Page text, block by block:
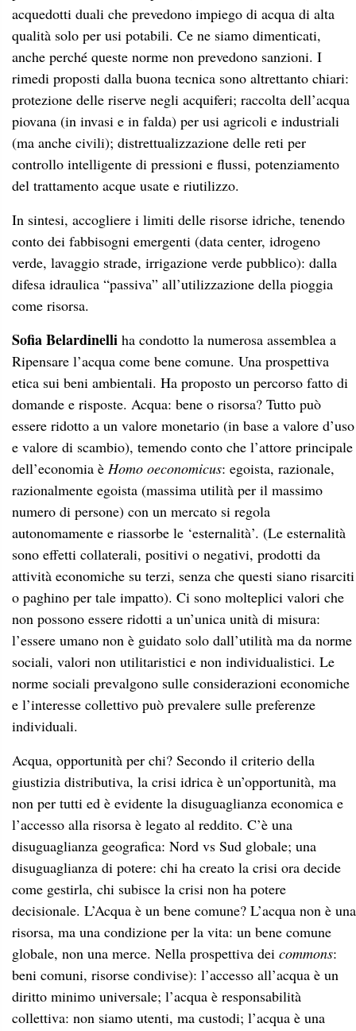
In sintesi, accogliere i limiti delle risorse idriche, tenendo
conto dei fabbisogni emergenti (data center, idrogeno
verde, lavaggio strade, irrigazione verde pubblico): dalla
difesa idraulica “passiva” all’utilizzazione della pioggia
come risorsa.
Sofia Belardinelliha condotto la numerosa assemblea a
Ripensare l’acqua come bene comune. Una prospettiva
etica sui beni ambientali. Ha proposto un percorso fatto di
domande e risposte. Acqua: bene o risorsa? Tutto può
essere ridotto a un valore monetario (in base a valore d’uso
e valore di scambio), temendo conto che l’attore principale
dell’economia è
Homo oeconomicus
: egoista, razionale,
razionalmente egoista (massima utilità per il massimo
numero di persone) con un mercato si regola
sono effetti collaterali, positivi o negativi, prodotti da
attività economiche su terzi, senza che questi siano risarciti
o paghino per tale impatto). Ci sono molteplici valori che
non possono essere ridotti a un’unica unità di misura:
l’essere umano non è guidato solo dall’utilità ma da norme
sociali, valori non utilitaristici e non individualistici. Le
norme sociali prevalgono sulle considerazioni economiche
e l’interesse collettivo può prevalere sulle preferenze
individuali.
Acqua, opportunità per chi? Secondo il criterio della
giustizia distributiva, la crisi idrica è un’opportunità, ma
non per tutti ed è evidente la disuguaglianza economica e
l’accesso alla risorsa è legato al reddito. C’è una
disuguaglianza geografica: Nord vs Sud globale; una
disuguaglianza di potere: chi ha creato la crisi ora decide
come gestirla, chi subisce la crisi non ha potere
decisionale. L’Acqua è un bene comune? L’acqua non è una
risorsa, ma una condizione per la vita: un bene comune
beni comuni, risorse condivise): l’accesso all’acqua è un
diritto minimo universale; l’acqua è responsabilità
collettiva: non siamo utenti, ma custodi; l’acqua è una
condizione per tutta la vita: bisogna rispettarne i limiti
ecologici.
Mai dimenticare i valori dell’acqua: risorsa (bere,
irrigare…): valore utilitaristico; condizione per la vita:
valore intrinseco; identità, comunità, cultura: valore
relazionale: Non sempre questi valori sono comparabili,
intercambiabili, riducibili gli uni agli altri. Questi valori
non hanno un prezzo monetario, se li perdiamo non
possiamo compensarli.